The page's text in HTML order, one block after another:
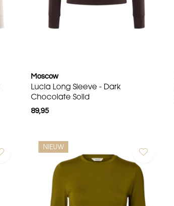
Moscow
Lucia Long Sleeve - Dark
Chocolate Solid
89,95
NIEUW